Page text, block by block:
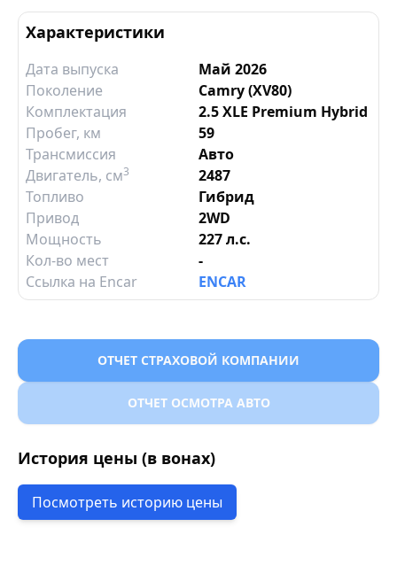
Характеристики
Дата выпуска
Май 2026
Поколение
Camry (XV80)
Комплектация
2.5 XLE Premium Hybrid
Пробег, км
59
Трансмиссия
Авто
Двигатель, см3
2487
Топливо
Гибрид
Привод
2WD
Мощность
227 л.с.
Кол-во мест
-
Ссылка на Encar
ENCAR
ОТЧЕТ СТРАХОВОЙ КОМПАНИИ
ОТЧЕТ ОСМОТРА АВТО
История цены (в вонах)
Посмотреть историю цены